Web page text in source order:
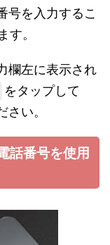
号を入力するこ
す。
欄左に表示され
をタップして
さい。
話番号を使用